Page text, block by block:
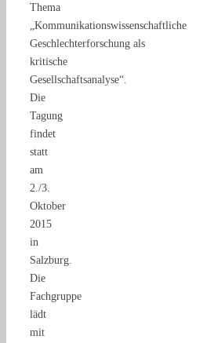
Thema
„Kommunikationswissenschaftliche
Geschlechterforschung als
kritische
Gesellschaftsanalyse“.
Die
Tagung
findet
statt
am
2./3.
Oktober
2015
in
Salzburg.
Die
Fachgruppe
lädt
mit